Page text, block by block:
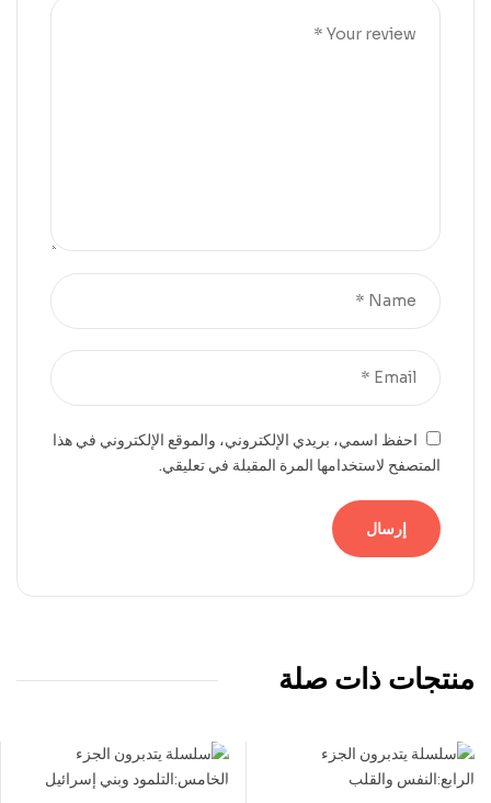
احفظ اسمي، بريدي الإلكتروني، والموقع الإلكتروني في هذا
المتصفح لاستخدامها المرة المقبلة في تعليقي.
منتجات ذات صلة